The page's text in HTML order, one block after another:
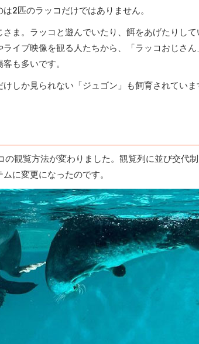
2匹のラッコだけではありません。
ま。ラッコと遊んでいたり、餌をあげたりし
イブ映像を観る人たちから、「ラッコおじさ
も多いです。
しか見られない「ジュゴン」も飼育されてい
観覧方法が変わりました。観覧列に並び交代
に変更になったのです。